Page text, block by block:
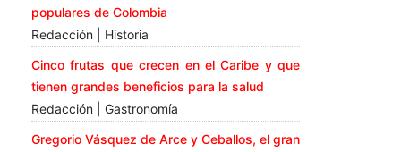
populares de Colombia
Redacción | Historia
Cinco frutas que crecen en el Caribe y que
tienen grandes beneficios para la salud
Redacción | Gastronomía
Gregorio Vásquez de Arce y Ceballos, el gran